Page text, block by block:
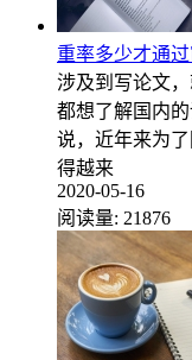
重率多少才通
涉及到写论文
都想了解国内
说，近年来为
得越来
2020-05-16
阅读量: 21876